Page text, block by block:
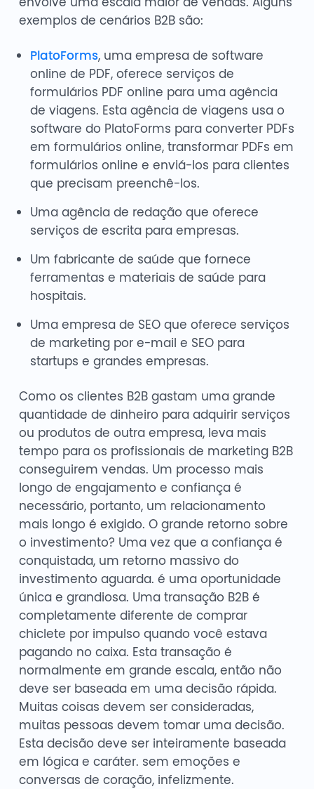
exemplos de cenários B2B são:
PlatoForms, uma empresa de software
online de PDF, oferece serviços de
formulários PDF online para uma agência
de viagens. Esta agência de viagens usa o
software do PlatoForms para converter PDFs
em formulários online, transformar PDFs em
formulários online e enviá-los para clientes
que precisam preenchê-los.
Uma agência de redação que oferece
serviços de escrita para empresas.
Um fabricante de saúde que fornece
ferramentas e materiais de saúde para
hospitais.
Uma empresa de SEO que oferece serviços
de marketing por e-mail e SEO para
startups e grandes empresas.
Como os clientes B2B gastam uma grande
quantidade de dinheiro para adquirir serviços
ou produtos de outra empresa, leva mais
tempo para os profissionais de marketing B2B
conseguirem vendas. Um processo mais
longo de engajamento e confiança é
necessário, portanto, um relacionamento
mais longo é exigido. O grande retorno sobre
o investimento? Uma vez que a confiança é
conquistada, um retorno massivo do
investimento aguarda. é uma oportunidade
única e grandiosa. Uma transação B2B é
completamente diferente de comprar
chiclete por impulso quando você estava
pagando no caixa. Esta transação é
normalmente em grande escala, então não
deve ser baseada em uma decisão rápida.
Muitas coisas devem ser consideradas,
muitas pessoas devem tomar uma decisão.
Esta decisão deve ser inteiramente baseada
em lógica e caráter. sem emoções e
conversas de coração, infelizmente.